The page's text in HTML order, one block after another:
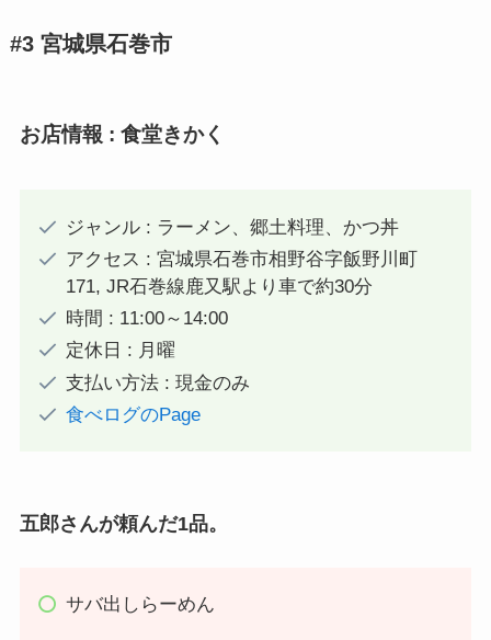
#3 宮城県石巻市
お店情報 : 食堂きかく
ジャンル : ラーメン、郷土料理、かつ丼
アクセス : 宮城県石巻市相野谷字飯野川町
171, JR石巻線鹿又駅より車で約30分
時間 : 11:00～14:00
定休日 : 月曜
支払い方法 : 現金のみ
食べログのPage
五郎さんが頼んだ1品。
サバ出しらーめん